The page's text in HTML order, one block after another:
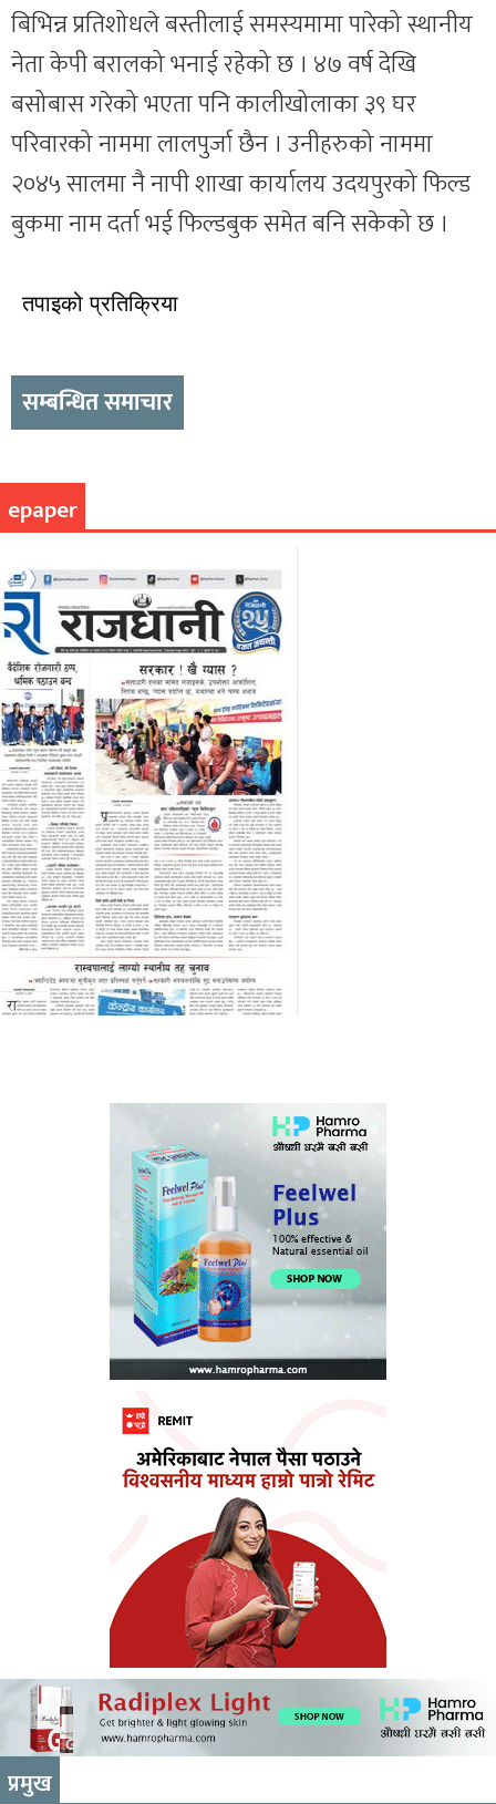
बिभिन्न प्रतिशोधले बस्तीलाई समस्यमामा पारेको स्थानीय
नेता केपी बरालको भनाई रहेको छ । ४७ वर्ष देखि
बसोबास गरेको भएता पनि कालीखोलाका ३९ घर
परिवारको नाममा लालपुर्जा छैन । उनीहरुको नाममा
२०४५ सालमा नै नापी शाखा कार्यालय उदयपुरको फिल्ड
बुकमा नाम दर्ता भई फिल्डबुक समेत बनि सकेको छ ।
तपाइको प्रतिक्रिया
सम्बन्धित समाचार
epaper
प्रमुख